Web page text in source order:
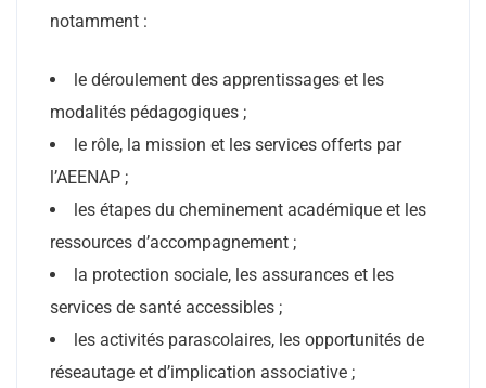
notamment :
le déroulement des apprentissages et les
modalités pédagogiques ;
le rôle, la mission et les services offerts par
l’AEENAP ;
les étapes du cheminement académique et les
ressources d’accompagnement ;
la protection sociale, les assurances et les
services de santé accessibles ;
les activités parascolaires, les opportunités de
réseautage et d’implication associative ;